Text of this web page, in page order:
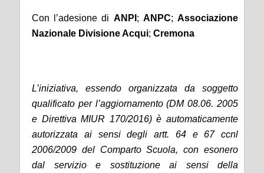
Con l’adesione di ANPI ; ANPC;Associazione
Nazionale Divisione Acqui; Cremona
L’iniziativa, essendo organizzata da soggetto
qualificato per l’aggiornamento (DM 08.06. 2005
e Direttiva MIUR 170/2016) è automaticamente
autorizzata ai sensi degli artt. 64 e 67 ccnl
2006/2009 del Comparto Scuola, con esonero
dal servizio e sostituzione ai sensi della